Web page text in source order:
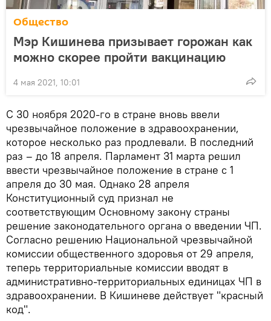
Общество
Мэр Кишинева призывает горожан как
можно скорее пройти вакцинацию
4 мая 2021, 10:01
С 30 ноября 2020-го в стране вновь ввели
чрезвычайное положение в здравоохранении,
которое несколько раз продлевали. В последний
раз – до 18 апреля. Парламент 31 марта решил
ввести чрезвычайное положение в стране с 1
апреля до 30 мая. Однако 28 апреля
Конституционный суд признал не
соответствующим Основному закону страны
решение законодательного органа о введении ЧП.
Согласно решению Национальной чрезвычайной
комиссии общественного здоровья от 29 апреля,
теперь территориальные комиссии вводят в
административно-территориальных единицах ЧП в
здравоохранении. В Кишиневе действует "красный
код".